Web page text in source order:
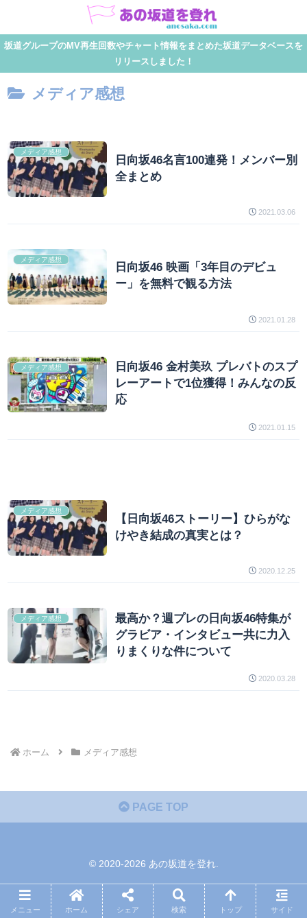
坂道グループのMV再生回数やチャート情報をまとめた坂道データベースを
リリースしました！
メディア感想
メディア感想
日向坂46名言100連発！メンバー別
全まとめ
2021.03.06
メディア感想
日向坂46 映画「3年目のデビュ
ー」を無料で観る方法
2021.01.28
メディア感想
日向坂46 金村美玖 プレバトのスプ
レーアートで1位獲得！みんなの反
応
2021.01.15
メディア感想
【日向坂46ストーリー】ひらがな
けやき結成の真実とは？
2020.12.25
メディア感想
最高か？週プレの日向坂46特集が
グラビア・インタビュー共に力入
りまくりな件について
2020.03.28
ホーム メディア感想
PAGE TOP
© 2020-2026 あの坂道を登れ.
メニュー ホーム シェア 検索 トップ サイド